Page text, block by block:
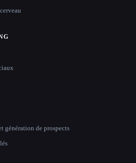
génération de prospects